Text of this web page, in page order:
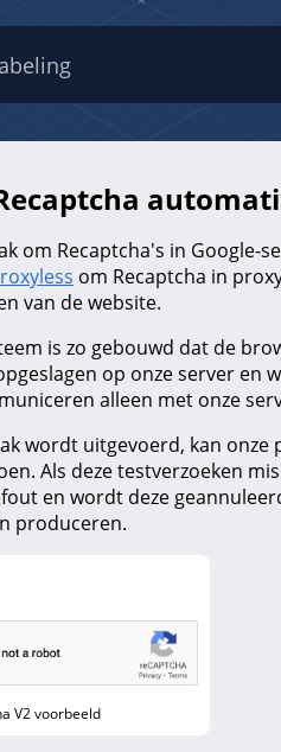
om Recaptcha's in Google-
om Recaptcha in
van de website.
is zo gebouwd dat de
op onze server
alleen met onze
wordt uitgevoerd, kan
Als deze testverzoeken
en wordt deze
produceren.
V2 voorbeeld